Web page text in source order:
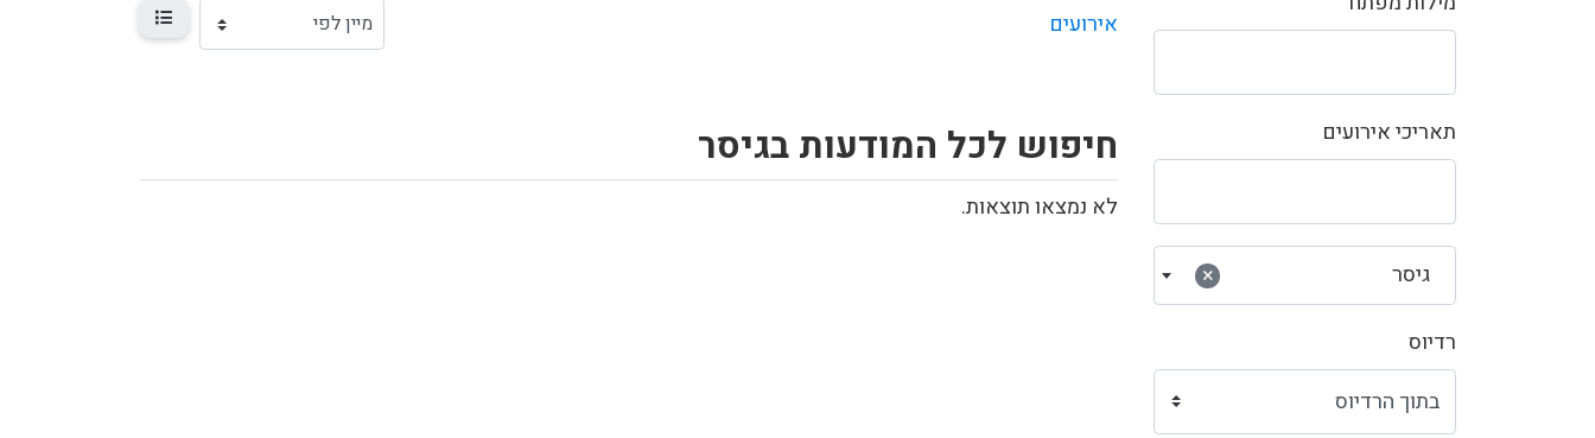
תאריכי אירועים
× גיסר
רדיוס
אירועים
חיפוש לכל המודעות בגיסר
לא נמצאו תוצאות.